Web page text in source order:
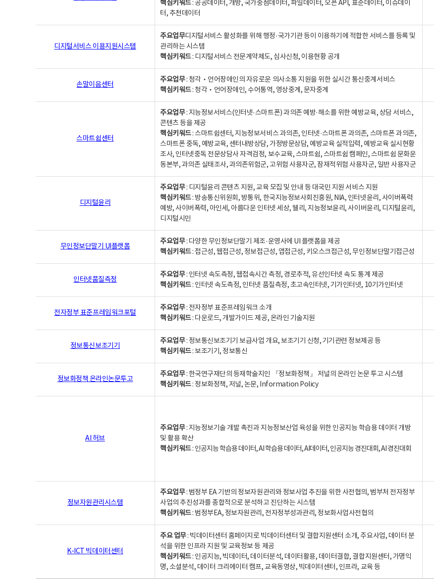
핵심키워드: 공공데이터, 개방, 국가중점데이터, 파일데이터, 오픈 API, 표준데이터, 이슈데이
터, 추천데이터
디지털서비스 이용지원시스템
주요업무디지털서비스 활성화를 위해 행정·국가기관 등이 이용하기에 적합한 서비스를 등록 및
관리하는 시스템
핵심키워드: 디지털서비스 전문계약제도, 심사신청, 이용현황 공개
손말이음센터
주요업무: 청각‧언어장애인의 자유로운 의사소통 지원을 위한 실시간 통신중계서비스
핵심키워드: 청각‧언어장애인, 수어통역, 영상중계, 문자중계
스마트쉼센터
주요업무: 지능정보서비스(인터넷·스마트폰) 과의존 예방·해소를 위한 예방교육, 상담 서비스,
콘텐츠 등을 제공
핵심키워드: 스마트쉼센터, 지능정보서비스 과의존, 인터넷·스마트폰 과의존, 스마트폰 과의존,
스마트폰 중독, 예방교육, 센터내방상담, 가정방문상담, 예방교육 실적입력, 예방교육 실시현황
조사, 인터넷중독 전문상담사 자격검정, 보수교육, 스마트쉼, 스마트쉼 캠페인, 스마트쉼 문화운
동본부, 과의존 실태조사, 과의존위험군, 고위험 사용자군, 잠재적위험 사용자군, 일반 사용자군
디지털윤리
주요업무: 디지털윤리 콘텐츠 지원, 교육 모집 및 안내 등 대국민 지원 서비스 지원
핵심키워드: 방송통신위원회, 방통위, 한국지능정보사회진흥원, NIA, 인터넷윤리, 사이버폭력
예방, 사이버폭력, 아인세, 아름다운 인터넷 세상, 웰리, 지능정보윤리, 사이버윤리, 디지털윤리,
디지털시민
무인정보단말기 UI플랫폼
주요업무: 다양한 무인정보단말기 제조·운영사에 UI 플랫폼을 제공
핵심키워드: 접근성, 웹접근성, 정보접근성, 앱접근성, 키오스크접근성, 무인정보단말기접근성
인터넷품질측정
주요업무: 인터넷 속도측정, 웹접속시간 측정, 경로추적, 유선인터넷 속도 통계 제공
핵심키워드: 인터넷 속도측정, 인터넷 품질측정, 초고속인터넷, 기가인터넷, 10기가인터넷
전자정부 표준프레임워크포털
주요업무: 전자정부 표준프레임워크 소개
핵심키워드: 다운로드, 개발가이드 제공, 온라인 기술지원
정보통신보조기기
주요업무: 정보통신보조기기 보급사업 개요, 보조기기 신청, 기기관련 정보제공 등
핵심키워드: 보조기기, 정보통신
정보화정책 온라인논문투고
주요업무: 한국연구재단의 등재학술지인 『정보화정책』 저널의 온라인 논문 투고 시스템
핵심키워드: 정보화정책, 저널, 논문, Information Policy
AI 허브
주요업무: 지능정보기술 개발 촉진과 지능정보산업 육성을 위한 인공지능 학습용 데이터 개방
및 활용 확산
핵심키워드: 인공지능 학습용 데이터, AI 학습용 데이터, AI데이터, 인공지능 경진대회, AI 경진대회
정보자원관리시스템
주요업무: 범정부 EA 기반의 정보자원관리와 정보사업 추진을 위한 사전협의, 범부처 전자정부
사업의 추진성과를 종합적으로 분석하고 진단하는 시스템
핵심키워드: 범정부EA, 정보자원관리, 전자정부성과관리, 정보화사업사전협의
K-ICT 빅데이터센터
주요 업무: 빅데이터센터 홈페이지로 빅데이터센터 및 결합지원센터 소개, 주요사업, 데이터 분
석을 위한 인프라 지원 및 교육정보 등 제공
핵심키워드: 인공지능, 빅데이터, 데이터분석, 데이터활용, 데이터결합, 결합지원센터, 가명익
명, 소셜분석, 데이터 크리에이터 캠프, 교육동영상, 빅데이터센터, 인프라, 교육 등